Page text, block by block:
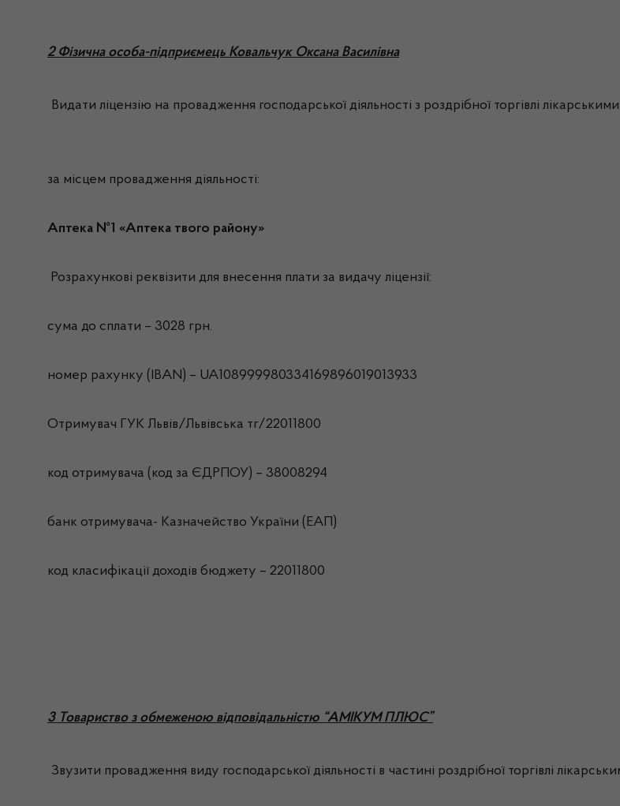
2 Фізична особа-підприємець Ковальчук Оксана Василівна
Видати ліцензію на провадження господарської діяльності з роздрібної торгівлі
за місцем провадження діяльності:
Аптека №1 «Аптека твого району»
Розрахункові реквізити для внесення плати за видачу ліцензії:
сума до сплати – 3028 грн.
номер рахунку (IBAN) – UA108999980334169896019013933
Отримувач ГУК Львiв/Львівська тг/22011800
код отримувача (код за ЄДРПОУ) – 38008294
банк отримувача- Казначейство України (ЕАП)
код класифікації доходів бюджету – 22011800
3 Товариство з обмеженою відповідальністю “АМІКУМ ПЛЮС”
Звузити провадження виду господарської діяльності в частині роздрібної торгівлі